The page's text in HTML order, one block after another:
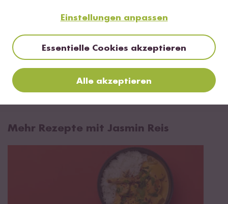
Jetzt sichern
*Das Digitale Rezeptbuch wird dir nach vollständiger Anmeldung zum Newsletter
Mehr Rezepte mit Jasmin Reis
Einstellungen anpassen
Essentielle Cookies akzeptieren
Alle akzeptieren